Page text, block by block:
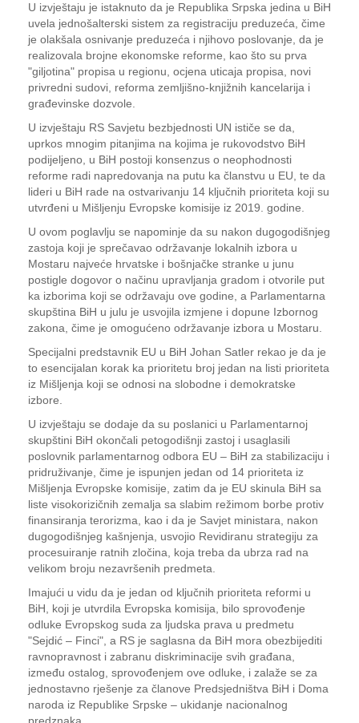
U izvještaju je istaknuto da je Republika Srpska jedina u BiH
uvela jednošalterski sistem za registraciju preduzeća, čime
je olakšala osnivanje preduzeća i njihovo poslovanje, da je
realizovala brojne ekonomske reforme, kao što su prva
"giljotina" propisa u regionu, ocjena uticaja propisa, novi
privredni sudovi, reforma zemljišno-knjižnih kancelarija i
građevinske dozvole.
U izvještaju RS Savjetu bezbjednosti UN ističe se da,
uprkos mnogim pitanjima na kojima je rukovodstvo BiH
podijeljeno, u BiH postoji konsenzus o neophodnosti
reforme radi napredovanja na putu ka članstvu u EU, te da
lideri u BiH rade na ostvarivanju 14 ključnih prioriteta koji su
utvrđeni u Mišljenju Evropske komisije iz 2019. godine.
U ovom poglavlju se napominje da su nakon dugogodišnjeg
zastoja koji je sprečavao održavanje lokalnih izbora u
Mostaru najveće hrvatske i bošnjačke stranke u junu
postigle dogovor o načinu upravljanja gradom i otvorile put
ka izborima koji se održavaju ove godine, a Parlamentarna
skupština BiH u julu je usvojila izmjene i dopune Izbornog
zakona, čime je omogućeno održavanje izbora u Mostaru.
Specijalni predstavnik EU u BiH Johan Satler rekao je da je
to esencijalan korak ka prioritetu broj jedan na listi prioriteta
iz Mišljenja koji se odnosi na slobodne i demokratske
izbore.
U izvještaju se dodaje da su poslanici u Parlamentarnoj
skupštini BiH okončali petogodišnji zastoj i usaglasili
poslovnik parlamentarnog odbora EU – BiH za stabilizaciju i
pridruživanje, čime je ispunjen jedan od 14 prioriteta iz
Mišljenja Evropske komisije, zatim da je EU skinula BiH sa
liste visokorizičnih zemalja sa slabim režimom borbe protiv
finansiranja terorizma, kao i da je Savjet ministara, nakon
dugogodišnjeg kašnjenja, usvojio Revidiranu strategiju za
procesuiranje ratnih zločina, koja treba da ubrza rad na
velikom broju nezavršenih predmeta.
Imajući u vidu da je jedan od ključnih prioriteta reformi u
BiH, koji je utvrdila Evropska komisija, bilo sprovođenje
odluke Evropskog suda za ljudska prava u predmetu
"Sejdić – Finci", a RS je saglasna da BiH mora obezbijediti
ravnopravnost i zabranu diskriminacije svih građana,
između ostalog, sprovođenjem ove odluke, i zalaže se za
jednostavno rješenje za članove Predsjedništva BiH i Doma
naroda iz Republike Srpske – ukidanje nacionalnog